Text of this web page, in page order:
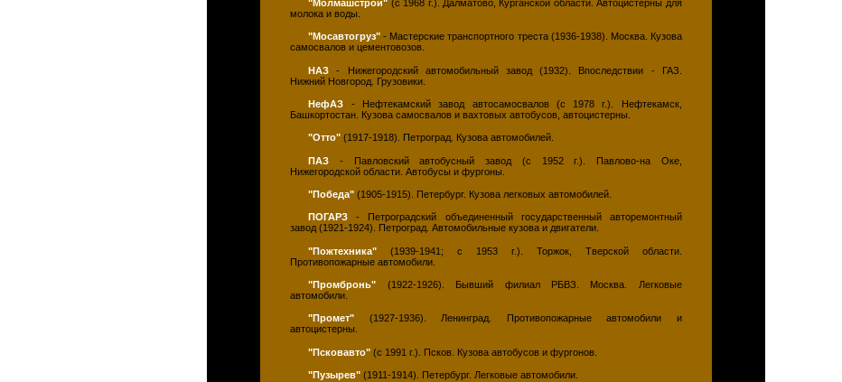
"Молмашстрой" (с 1968 г.). Далматово, Курганской области. Автоцистерны для
молока и воды.
"Мосавтогруз" - Мастерские транспортного треста (1936-1938). Москва. Кузова
самосвалов и цементовозов.
НАЗ - Нижегородский автомобильный завод (1932). Впоследствии - ГАЗ.
Нижний Новгород. Грузовики.
НефАЗ - Нефтекамский завод автосамосвалов (с 1978 г.). Нефтекамск,
Башкортостан. Кузова самосвалов и вахтовых автобусов, автоцистерны.
"Отто" (1917-1918). Петроград. Кузова автомобилей.
ПАЗ - Павловский автобусный завод (с 1952 г.). Павлово-на Оке,
Нижегородской области. Автобусы и фургоны.
"Победа" (1905-1915). Петербург. Кузова легковых автомобилей.
ПОГАРЗ - Петроградский объединенный государственный авторемонтный
завод (1921-1924). Петроград. Автомобильные кузова и двигатели.
"Пожтехника" (1939-1941; с 1953 г.). Торжок, Тверской области.
Противопожарные автомобили.
"Промбронь" (1922-1926). Бывший филиал РБВЗ. Москва. Легковые
автомобили.
"Промет" (1927-1936). Ленинград. Противопожарные автомобили и
автоцистерны.
"Псковавто" (с 1991 г.). Псков. Кузова автобусов и фургонов.
"Пузырев" (1911-1914). Петербург. Легковые автомобили.